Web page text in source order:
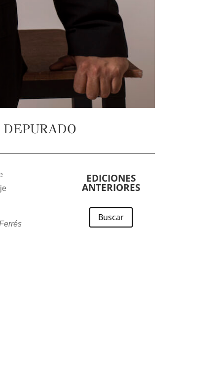
EDICIONES
ANTERIORES
Buscar